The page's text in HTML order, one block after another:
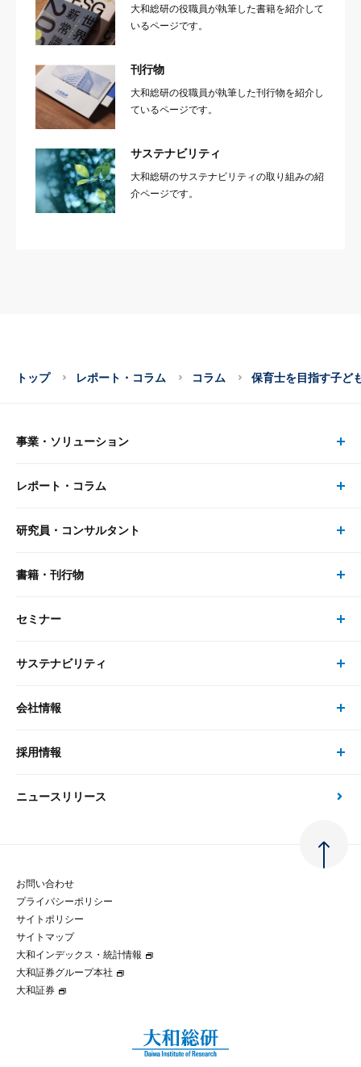
大和総研の役職員が執筆した書籍を紹介して
いるページです。
刊行物
大和総研の役職員が執筆した刊行物を紹介し
ているページです。
サステナビリティ
大和総研のサステナビリティの取り組みの紹
介ページです。
トップ レポート・コラム コラム 保育士を目指す子ど
事業・ソリューション
事業・ソリューション トップ
リサーチ
大和総研の強み
先端テクノロジーに基づく新たな価値の創出
レポート・コラム
レポート・コラム トップ
最新のレポート・コラム
政策分析
金融経済教育等
コラム
大和インデックス・統計情報
研究員・コンサルタント
研究員・コンサルタント トップ
研究員
書籍・刊行物
書籍・刊行物 トップ
書籍
セミナー
セミナー トップ
現在受付中のセミナー・イベント
サステナビリティ
サステナビリティの取り組み
次世代社会への貢献
マルチステークホルダー方針
パートナーシップ構築宣言
会社情報
会社情報 トップ
会社概要・役員一覧
大和総研の歩み
グループ会社
採用情報
採用情報 トップ
経験者採用
ニュースリリース
お問い合わせ
プライバシーポリシー
サイトポリシー
サイトマップ
大和インデックス・統計情報
大和証券グループ本社
大和証券